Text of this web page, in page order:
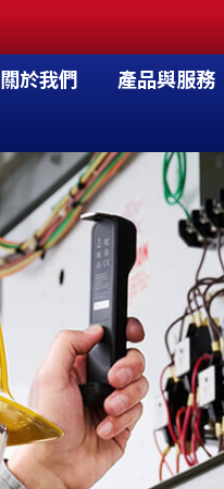
關於我們 產品與服務